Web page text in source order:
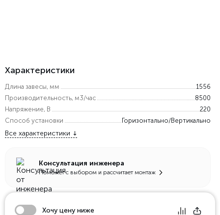
Характеристики
Длина завесы, мм
1556
Производительность, м3/час
8500
Напряжение, В
220
Способ установки
Горизонтально/Вертикально
Все характеристики
Консультация инженера
Поможет с выбором и рассчитает монтаж
Хочу цену ниже